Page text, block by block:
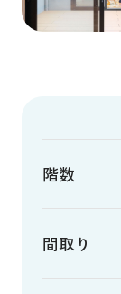
階数
間取り